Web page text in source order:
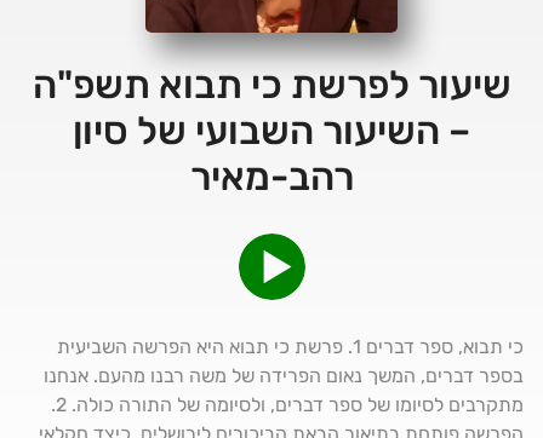
שיעור לפרשת כי תבוא תשפ"ה
– השיעור השבועי של סיון
רהב-מאיר
כי תבוא, ספר דברים 1. פרשת כי תבוא היא הפרשה השביעית
בספר דברים, המשך נאום הפרידה של משה רבנו מהעם. אנחנו
מתקרבים לסיומו של ספר דברים, ולסיומה של התורה כולה. 2.